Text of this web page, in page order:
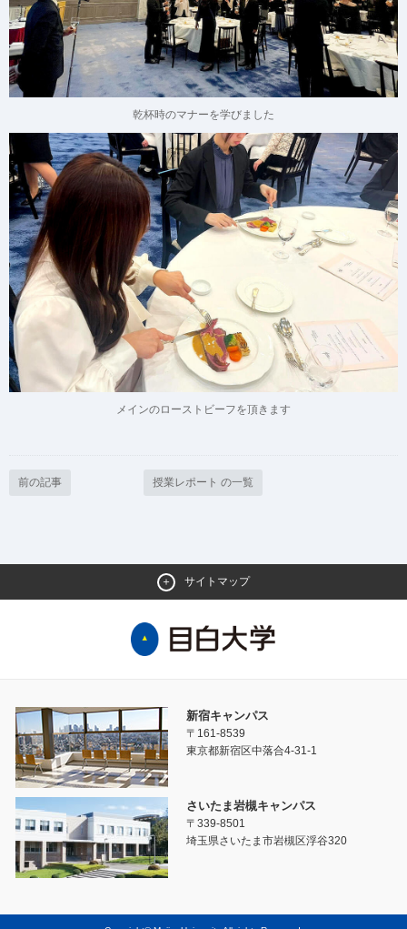
乾杯時のマナーを学びました
メインのローストビーフを頂きます
前の記事 授業レポート の一覧
サイトマップ
新宿キャンパス
〒161-8539
東京都新宿区中落合4-31-1
さいたま岩槻キャンパス
〒339-8501
埼玉県さいたま市岩槻区浮谷320